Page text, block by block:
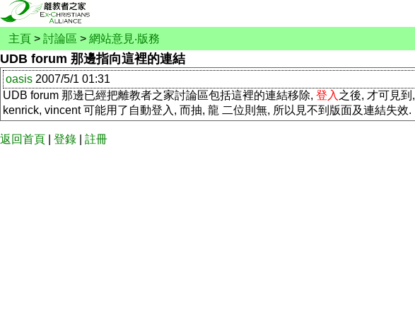
主頁 > 討論區 > 網站意見‧版務
UDB forum 那邊指向這裡的連結
oasis 2007/5/1 01:31
UDB forum 那邊已經把離教者之家討論區包括這裡的連結移除, 登入 之後, 才可見到,
kenrick, vincent 可能用了自動登入, 而抽, 龍 二位則無, 所以見不到版面及連結失效.
返回首頁 登錄 註冊